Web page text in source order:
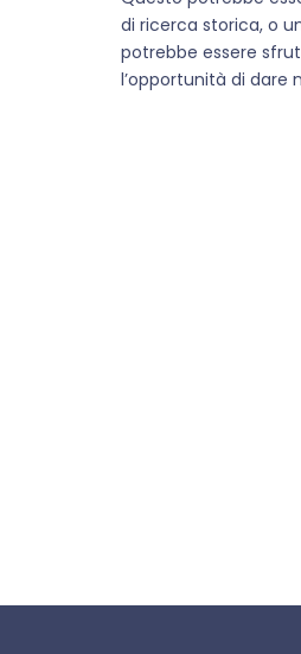
di ricerca storica, o
potrebbe essere
l’opportunità di dare